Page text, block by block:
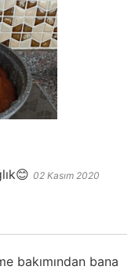
02 Kasım 2020
bakımından bana